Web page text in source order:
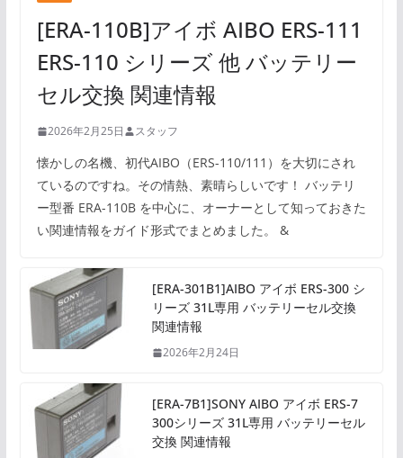
[ERA-110B]アイボ AIBO ERS-111
ERS-110 シリーズ 他 バッテリー
セル交換 関連情報
2026年2月25日 スタッフ
懐かしの名機、初代AIBO（ERS-110/111）を大切にされ
ているのですね。その情熱、素晴らしいです！ バッテリ
ー型番 ERA-110B を中心に、オーナーとして知っておきた
い関連情報をガイド形式でまとめました。 &
[ERA-301B1]AIBO アイボ ERS-300 シ
リーズ 31L専用 バッテリーセル交換
関連情報
2026年2月24日
[ERA-7B1]SONY AIBO アイボ ERS-7
300シリーズ 31L専用 バッテリーセル
交換 関連情報